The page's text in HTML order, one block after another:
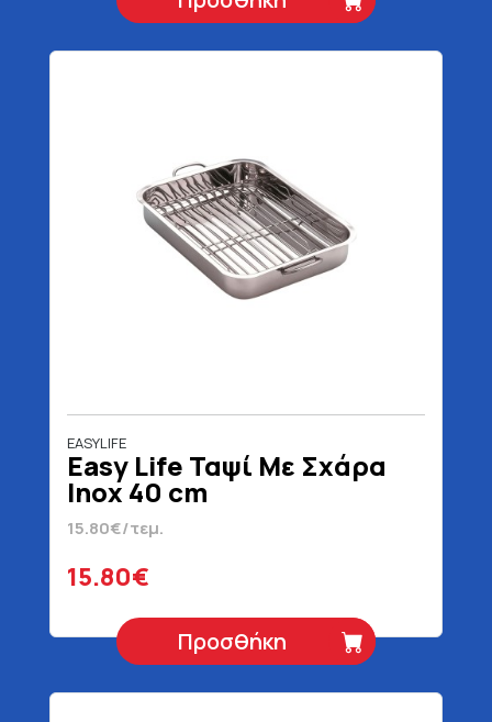
EASYLIFE
Easy Life Ταψί Με Σχάρα
Inox 40 cm
15.80€/τεμ.
15.80€
Προσθήκη